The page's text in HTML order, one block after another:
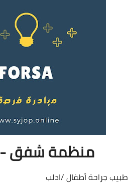
فرص
دورات
منظمة شفق -
طبيب جراحة أطفال /ادلب